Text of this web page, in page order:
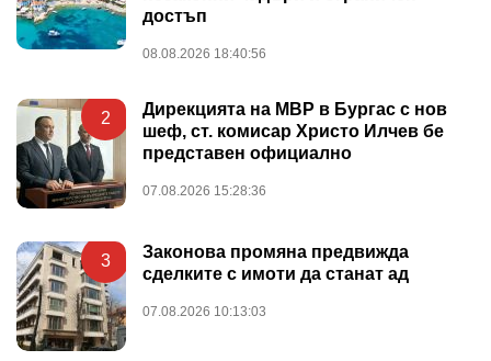
достъп
08.08.2026 18:40:56
2
Дирекцията на МВР в Бургас с нов
шеф, ст. комисар Христо Илчев бе
представен официално
07.08.2026 15:28:36
3
Законова промяна предвижда
сделките с имоти да станат ад
07.08.2026 10:13:03